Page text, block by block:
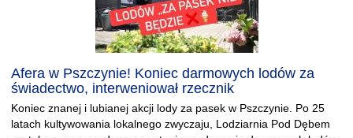
Afera w Pszczynie! Koniec darmowych lodów za
świadectwo, interweniował rzecznik
Koniec znanej i lubianej akcji lody za pasek w Pszczynie. Po 25
latach kultywowania lokalnego zwyczaju, Lodziarnia Pod Dębem